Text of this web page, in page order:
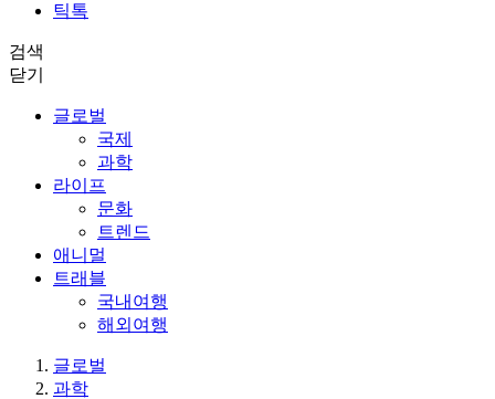
틱톡
검색
닫기
글로벌
국제
과학
라이프
문화
트렌드
애니멀
트래블
국내여행
해외여행
글로벌
과학